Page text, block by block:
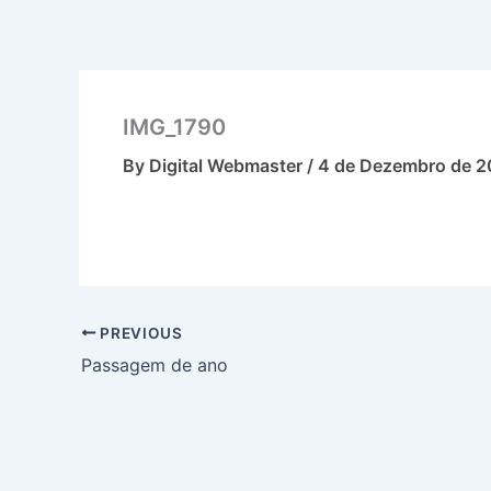
IMG_1790
By Digital Webmaster / 4 de Dezembro de
PREVIOUS
Passagem de ano